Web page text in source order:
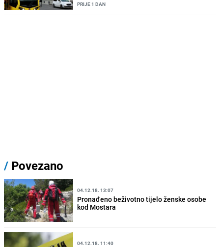
PRIJE 1 DAN
/ Povezano
04.12.18. 13:07
Pronađeno beživotno tijelo ženske osobe
kod Mostara
04.12.18. 11:40